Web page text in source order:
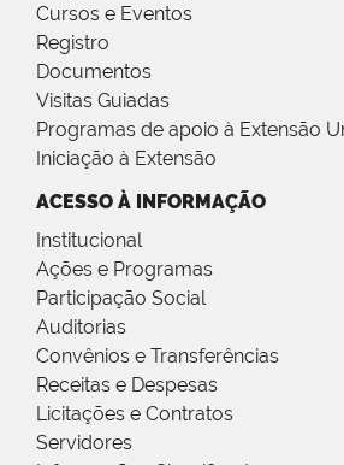
Cursos e Eventos
Registro
Documentos
Visitas Guiadas
Programas de apoio à Extensão
Iniciação à Extensão
ACESSO À INFORMAÇÃO
Institucional
Ações e Programas
Participação Social
Auditorias
Convênios e Transferências
Receitas e Despesas
Licitações e Contratos
Servidores